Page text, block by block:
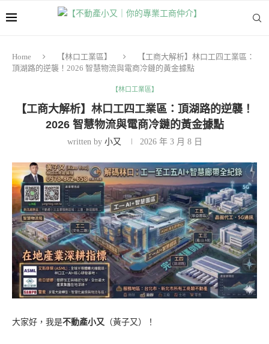
Home 【林口工業區】
【工商大解析】林口工四工業區：
頂湖路的逆襲！2026 智慧物流與電商冷鏈的黃金據點
【林口工業區】
【工商大解析】林口工四工業區：頂湖路的逆襲！
2026 智慧物流與電商冷鏈的黃金據點
written by 小又 2026 年 3 月 8 日
大家好，我是不動產小又 （黃子又）！